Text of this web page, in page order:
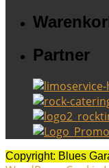
Partner
Copyright: Blues